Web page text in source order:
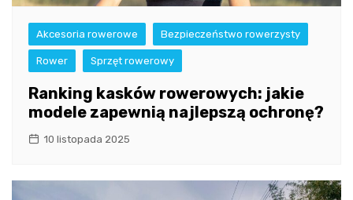
Akcesoria rowerowe Bezpieczeństwo rowerzysty
Rower Sprzęt rowerowy
Ranking kasków rowerowych: jakie
modele zapewnią najlepszą ochronę?
10 listopada 2025